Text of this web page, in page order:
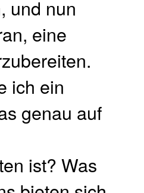
und nun
eine
ich ein
genau auf
ist? Was